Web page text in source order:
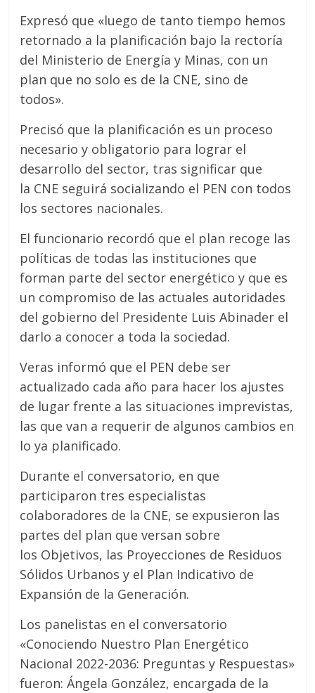
Expresó que «luego de tanto tiempo hemos
retornado a la planificación bajo la rectoría
del Ministerio de Energía y Minas, con un
plan que no solo es de la CNE, sino de
todos».
Precisó que la planificación es un proceso
necesario y obligatorio para lograr el
desarrollo del sector, tras significar que
la CNE seguirá socializando el PEN con todos
los sectores nacionales.
El funcionario recordó que el plan recoge las
políticas de todas las instituciones que
forman parte del sector energético y que es
un compromiso de las actuales autoridades
del gobierno del Presidente Luis Abinader el
darlo a conocer a toda la sociedad.
Veras informó que el PEN debe ser
actualizado cada año para hacer los ajustes
de lugar frente a las situaciones imprevistas,
las que van a requerir de algunos cambios en
lo ya planificado.
Durante el conversatorio, en que
participaron tres especialistas
colaboradores de la CNE, se expusieron las
partes del plan que versan sobre
los Objetivos, las Proyecciones de Residuos
Sólidos Urbanos y el Plan Indicativo de
Expansión de la Generación.
Los panelistas en el conversatorio
«Conociendo Nuestro Plan Energético
Nacional 2022-2036: Preguntas y Respuestas»
fueron: Ángela González, encargada de la